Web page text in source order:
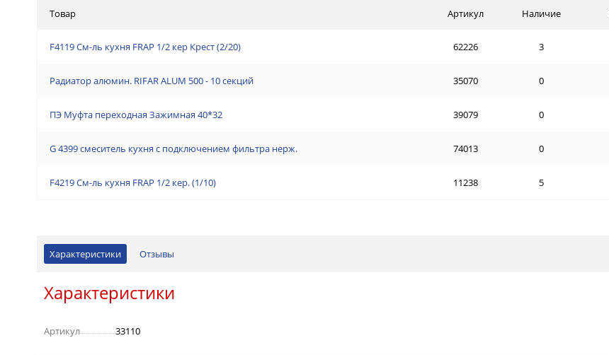
Товар Артикул Наличие
F4119 См-ль кухня FRAP 1/2 кер Крест (2/20) 62226 3
Радиатор алюмин. RIFAR ALUM 500 - 10 секций 35070 0
ПЭ Муфта переходная Зажимная 40*32 39079 0
G 4399 смеситель кухня с подключением фильтра нерж. 74013 0
F4219 См-ль кухня FRAP 1/2 кер. (1/10) 11238 5
Характеристики Отзывы
Характеристики
Артикул 33110